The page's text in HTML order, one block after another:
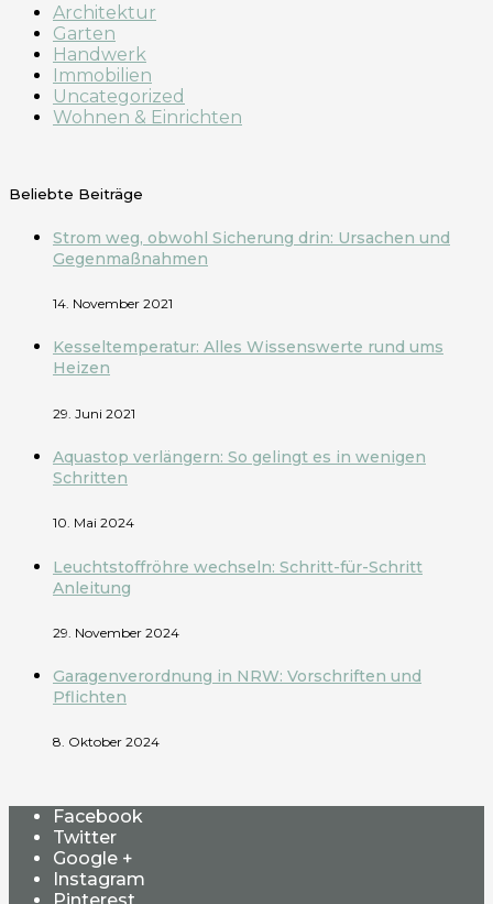
Architektur
Garten
Handwerk
Immobilien
Uncategorized
Wohnen & Einrichten
Beliebte Beiträge
Strom weg, obwohl Sicherung drin: Ursachen und
Gegenmaßnahmen
14. November 2021
Kesseltemperatur: Alles Wissenswerte rund ums
Heizen
29. Juni 2021
Aquastop verlängern: So gelingt es in wenigen
Schritten
10. Mai 2024
Leuchtstoffröhre wechseln: Schritt-für-Schritt
Anleitung
29. November 2024
Garagenverordnung in NRW: Vorschriften und
Pflichten
8. Oktober 2024
Facebook
Twitter
Google +
Instagram